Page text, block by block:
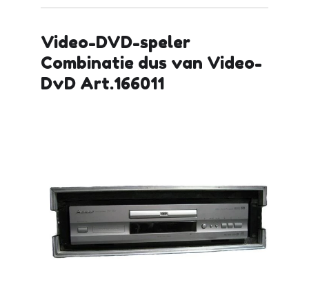
Video-DVD-speler
Combinatie dus van Video-
DvD Art.166011